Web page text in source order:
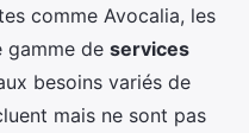
comme Avocalia, les
gamme de services
besoins variés de
mais ne sont pas